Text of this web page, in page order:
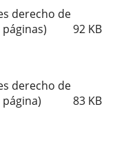
derecho de
92 KB
páginas)
derecho de
83 KB
página)